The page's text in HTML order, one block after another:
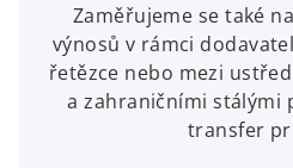
Zaměřujeme se také
výnosů v rámci
řetězce nebo mezi
a zahraničními stálými
transfer